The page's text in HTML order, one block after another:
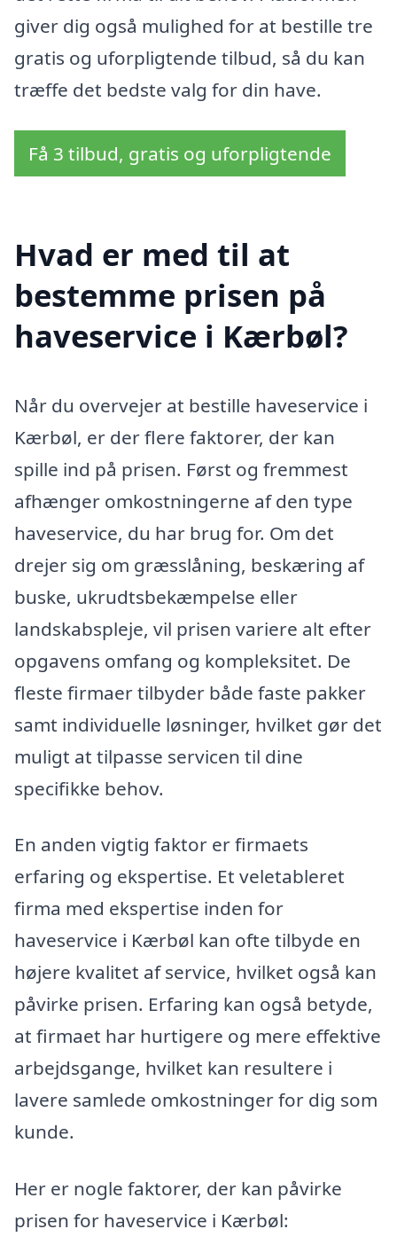
giver dig også mulighed for at bestille tre
gratis og uforpligtende tilbud, så du kan
træffe det bedste valg for din have.
Få 3 tilbud, gratis og uforpligtende
Hvad er med til at
bestemme prisen på
haveservice i Kærbøl?
Når du overvejer at bestille haveservice i
Kærbøl, er der flere faktorer, der kan
spille ind på prisen. Først og fremmest
afhænger omkostningerne af den type
haveservice, du har brug for. Om det
drejer sig om græsslåning, beskæring af
buske, ukrudtsbekæmpelse eller
landskabspleje, vil prisen variere alt efter
opgavens omfang og kompleksitet. De
fleste firmaer tilbyder både faste pakker
samt individuelle løsninger, hvilket gør det
muligt at tilpasse servicen til dine
specifikke behov.
En anden vigtig faktor er firmaets
erfaring og ekspertise. Et veletableret
firma med ekspertise inden for
haveservice i Kærbøl kan ofte tilbyde en
højere kvalitet af service, hvilket også kan
påvirke prisen. Erfaring kan også betyde,
at firmaet har hurtigere og mere effektive
arbejdsgange, hvilket kan resultere i
lavere samlede omkostninger for dig som
kunde.
Her er nogle faktorer, der kan påvirke
prisen for haveservice i Kærbøl: